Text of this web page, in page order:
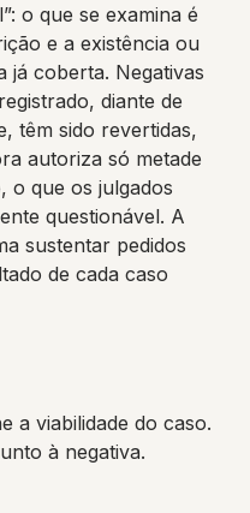
o que se examina é
e a existência ou
já coberta. Negativas
diante de
têm sido revertidas,
autoriza só metade
o que os julgados
questionável. A
sustentar pedidos
de cada caso
a viabilidade do caso.
à negativa.